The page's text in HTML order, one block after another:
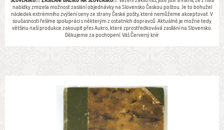
nabídky zmizela možnost zaslání objednávky na Slovensko Českou poštou. Je to bohužel
následek extrémního zvýšení ceny ze strany České pošty, které nemůžeme akceptovat. V
současnosti řešíme spolupráci s některým z ostatních dopravců. Aktuálně je možné tedy
většinu naší produkce zakoupit přes Aukro, které zprostředkovává zasílání na Slovensko.
Děkujeme za pochopení. Váš Červený knír